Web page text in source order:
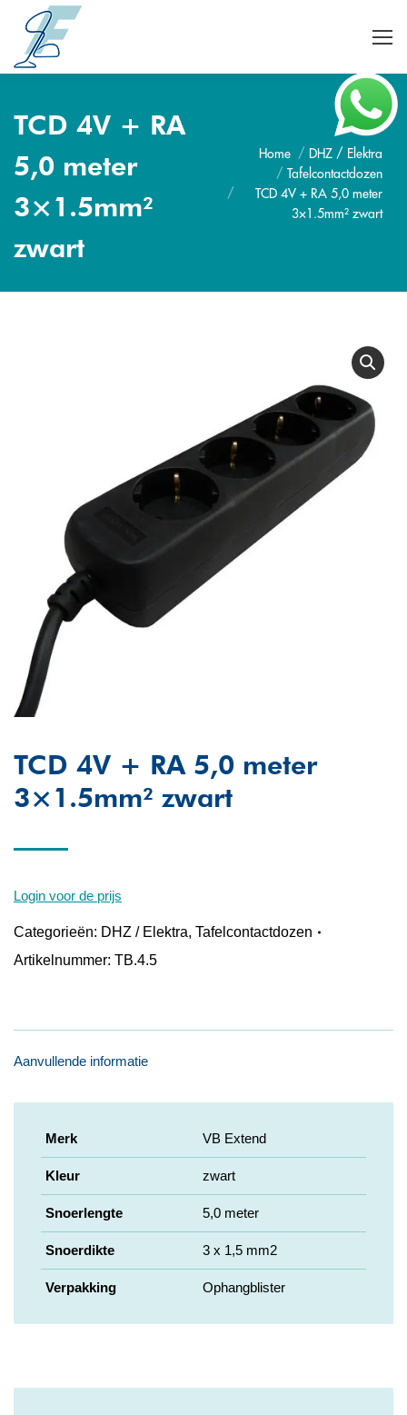
TCD 4V + RA
5,0 meter
3×1.5mm²
zwart
Je bent hier:
Home
DHZ / Elektra
Tafelcontactdozen
TCD 4V + RA 5,0 meter
3×1.5mm² zwart
TCD 4V + RA 5,0 meter
3×1.5mm² zwart
Login voor de prijs
Categorieën: DHZ / Elektra, Tafelcontactdozen
Artikelnummer: TB.4.5
Aanvullende informatie
Merk VB Extend
Kleur zwart
Snoerlengte 5,0 meter
Snoerdikte 3 x 1,5 mm2
Verpakking Ophangblister